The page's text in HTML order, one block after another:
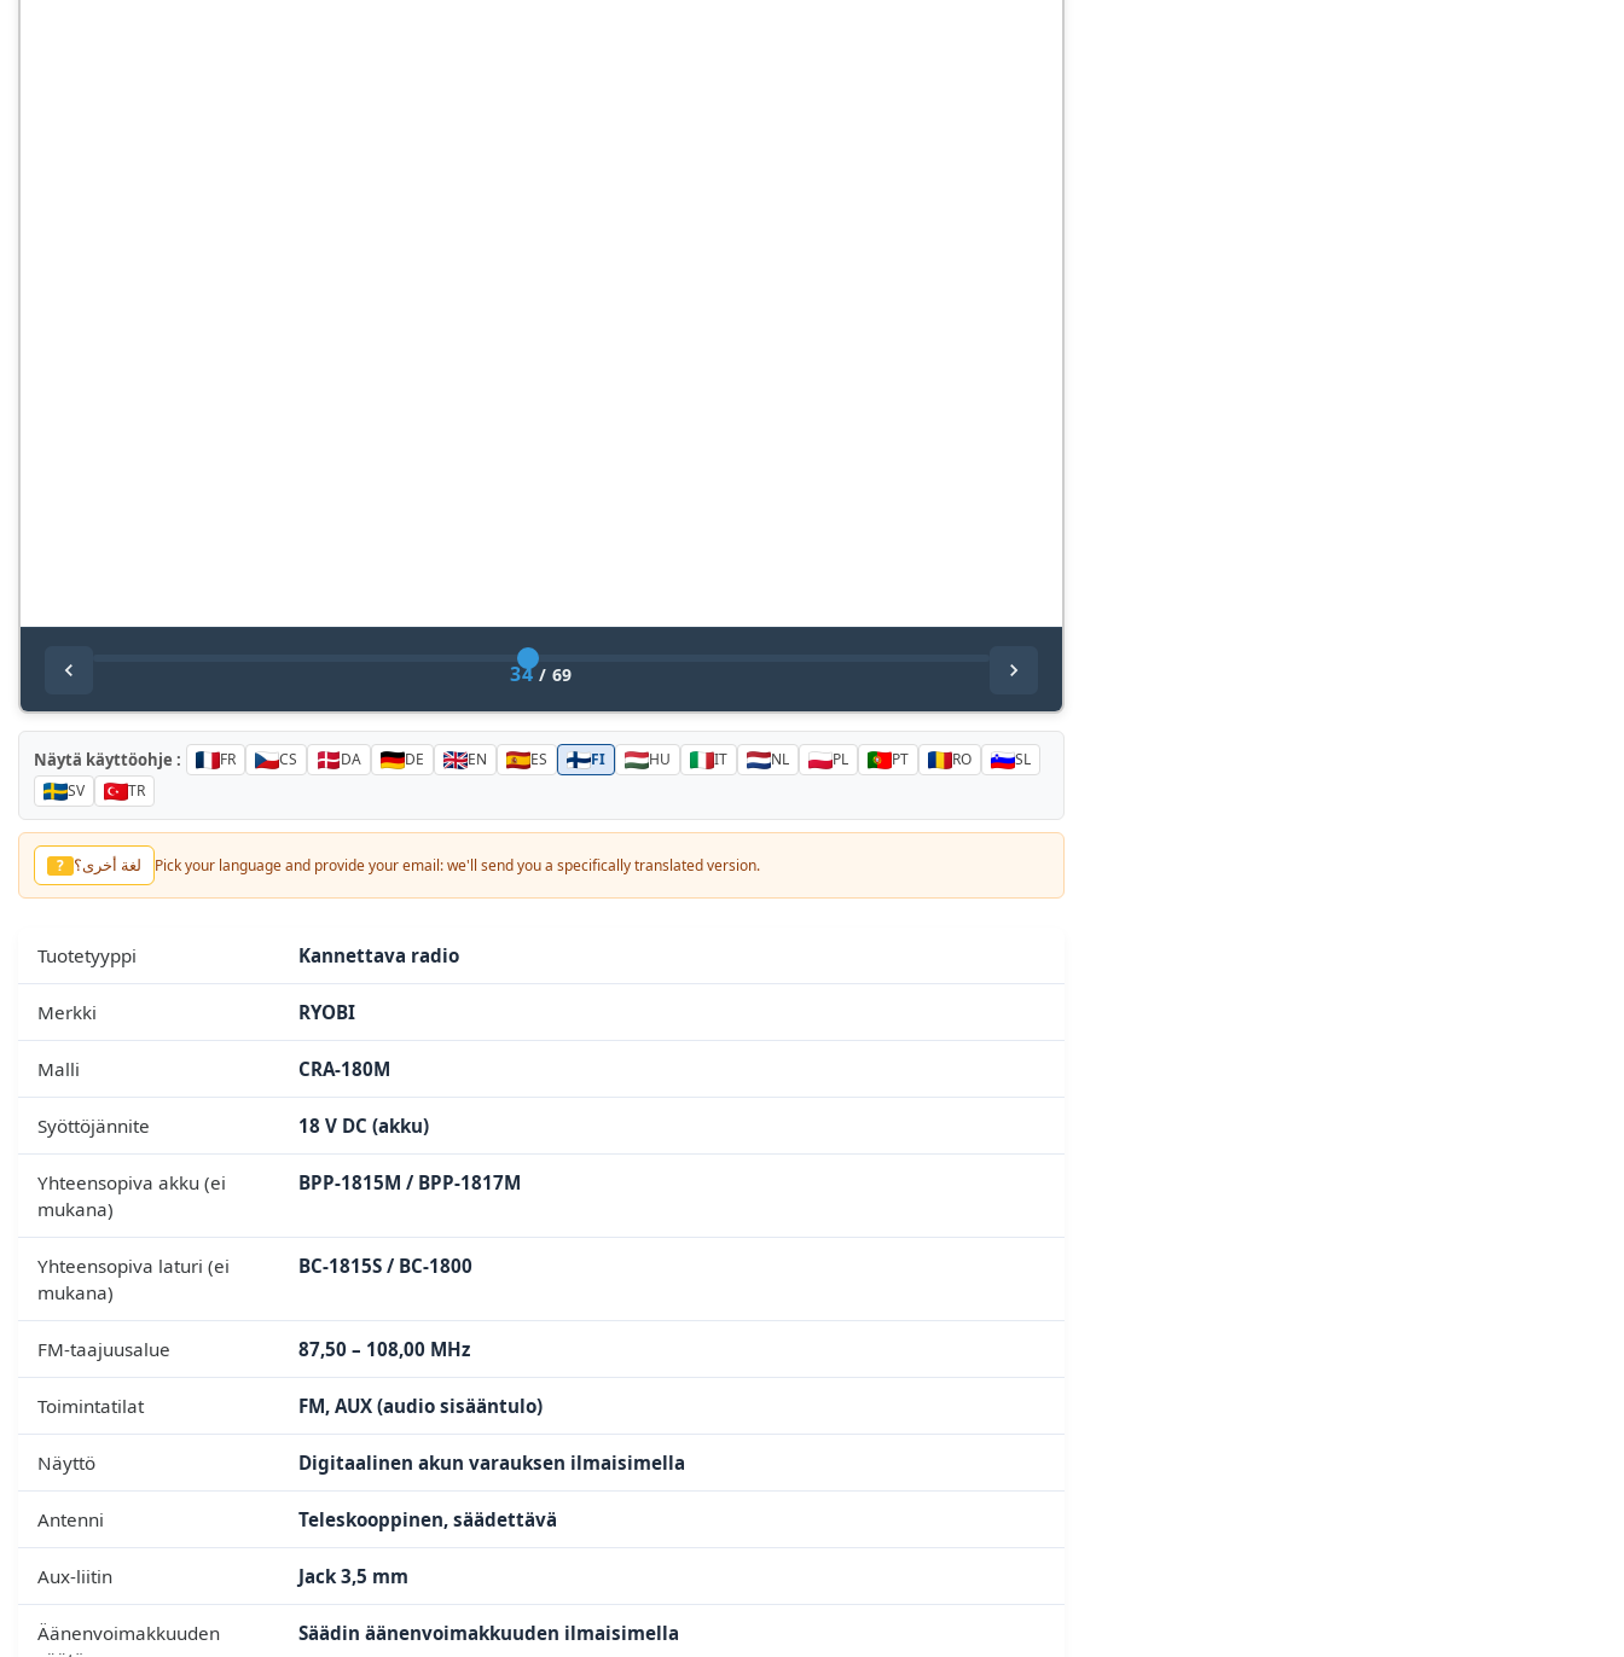
34/ 69
Näytä käyttöohje : FR CS DA DE EN ES FI HU IT NL PL PT RO
SL
SV
TR
? لغة أخرى؟ Pick your language and provide your email: we'll send you a specifically translated version.
Tuotetyyppi Kannettava radio
Merkki RYOBI
Malli CRA-180M
Syöttöjännite 18 V DC (akku)
Yhteensopiva akku (ei
mukana)
BPP-1815M / BPP-1817M
Yhteensopiva laturi (ei
mukana)
BC-1815S / BC-1800
FM-taajuusalue 87,50 – 108,00 MHz
Toimintatilat FM, AUX (audio sisääntulo)
Näyttö Digitaalinen akun varauksen ilmaisimella
Antenni Teleskooppinen, säädettävä
Aux-liitin Jack 3,5 mm
Äänenvoimakkuuden
Säädin äänenvoimakkuuden ilmaisimella